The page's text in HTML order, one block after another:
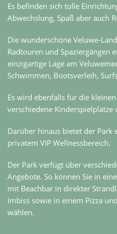
Es befinden sich tolle
Abwechslung, Spaß aber auch
Die wunderschöne Veluwe-
Radtouren und Spaziergängen
einzigartige Lage am
Schwimmen, Bootsverleih,
Es wird ebenfalls für die
verschiedene
Darüber hinaus bietet der Park
privatem VIP Wellnessbereich.
Der Park verfügt über
Angebote. So können Sie in
mit Beachbar in direkter
Imbiss sowie in einem Pizza
wählen.